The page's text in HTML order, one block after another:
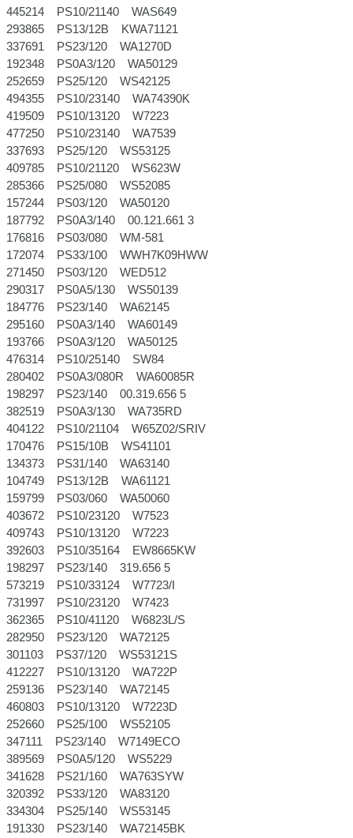
445214 PS10/21140 WAS649
293865 PS13/12B KWA71121
337691 PS23/120 WA1270D
192348 PS0A3/120 WA50129
252659 PS25/120 WS42125
494355 PS10/23140 WA74390K
419509 PS10/13120 W7223
477250 PS10/23140 WA7539
337693 PS25/120 WS53125
409785 PS10/21120 WS623W
285366 PS25/080 WS52085
157244 PS03/120 WA50120
187792 PS0A3/140 00.121.661 3
176816 PS03/080 WM-581
172074 PS33/100 WWH7K09HWW
271450 PS03/120 WED512
290317 PS0A5/130 WS50139
184776 PS23/140 WA62145
295160 PS0A3/140 WA60149
193766 PS0A3/120 WA50125
476314 PS10/25140 SW84
280402 PS0A3/080R WA60085R
198297 PS23/140 00.319.656 5
382519 PS0A3/130 WA735RD
404122 PS10/21104 W65Z02/SRIV
170476 PS15/10B WS41101
134373 PS31/140 WA63140
104749 PS13/12B WA61121
159799 PS03/060 WA50060
403672 PS10/23120 W7523
409743 PS10/13120 W7223
392603 PS10/35164 EW8665KW
198297 PS23/140 319.656 5
573219 PS10/33124 W7723/I
731997 PS10/23120 W7423
362365 PS10/41120 W6823L/S
282950 PS23/120 WA72125
301103 PS37/120 WS53121S
412227 PS10/13120 WA722P
259136 PS23/140 WA72145
460803 PS10/13120 W7223D
252660 PS25/100 WS52105
347111 PS23/140 W7149ECO
389569 PS0A5/120 WS5229
341628 PS21/160 WA763SYW
320392 PS33/120 WA83120
334304 PS25/140 WS53145
191330 PS23/140 WA72145BK